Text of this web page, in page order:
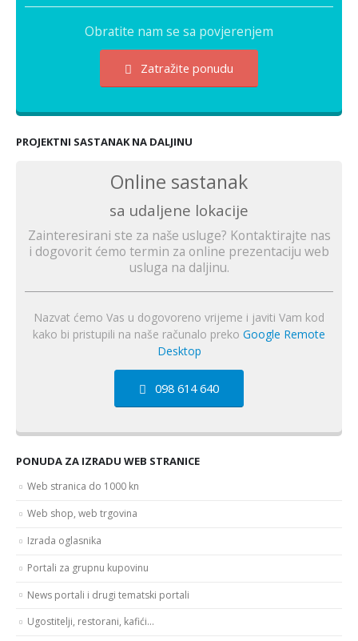
Obratite nam se sa povjerenjem
Zatražite ponudu
PROJEKTNI SASTANAK NA DALJINU
Online sastanak
sa udaljene lokacije
Zainteresirani ste za naše usluge? Kontaktirajte nas
i dogovorit ćemo termin za online prezentaciju web
usluga na daljinu.
Nazvat ćemo Vas u dogovoreno vrijeme i javiti Vam kod
kako bi pristupili na naše računalo preko Google Remote
Desktop
098 614 640
PONUDA ZA IZRADU WEB STRANICE
Web stranica do 1000 kn
Web shop, web trgovina
Izrada oglasnika
Portali za grupnu kupovinu
News portali i drugi tematski portali
Ugostitelji, restorani, kafići…